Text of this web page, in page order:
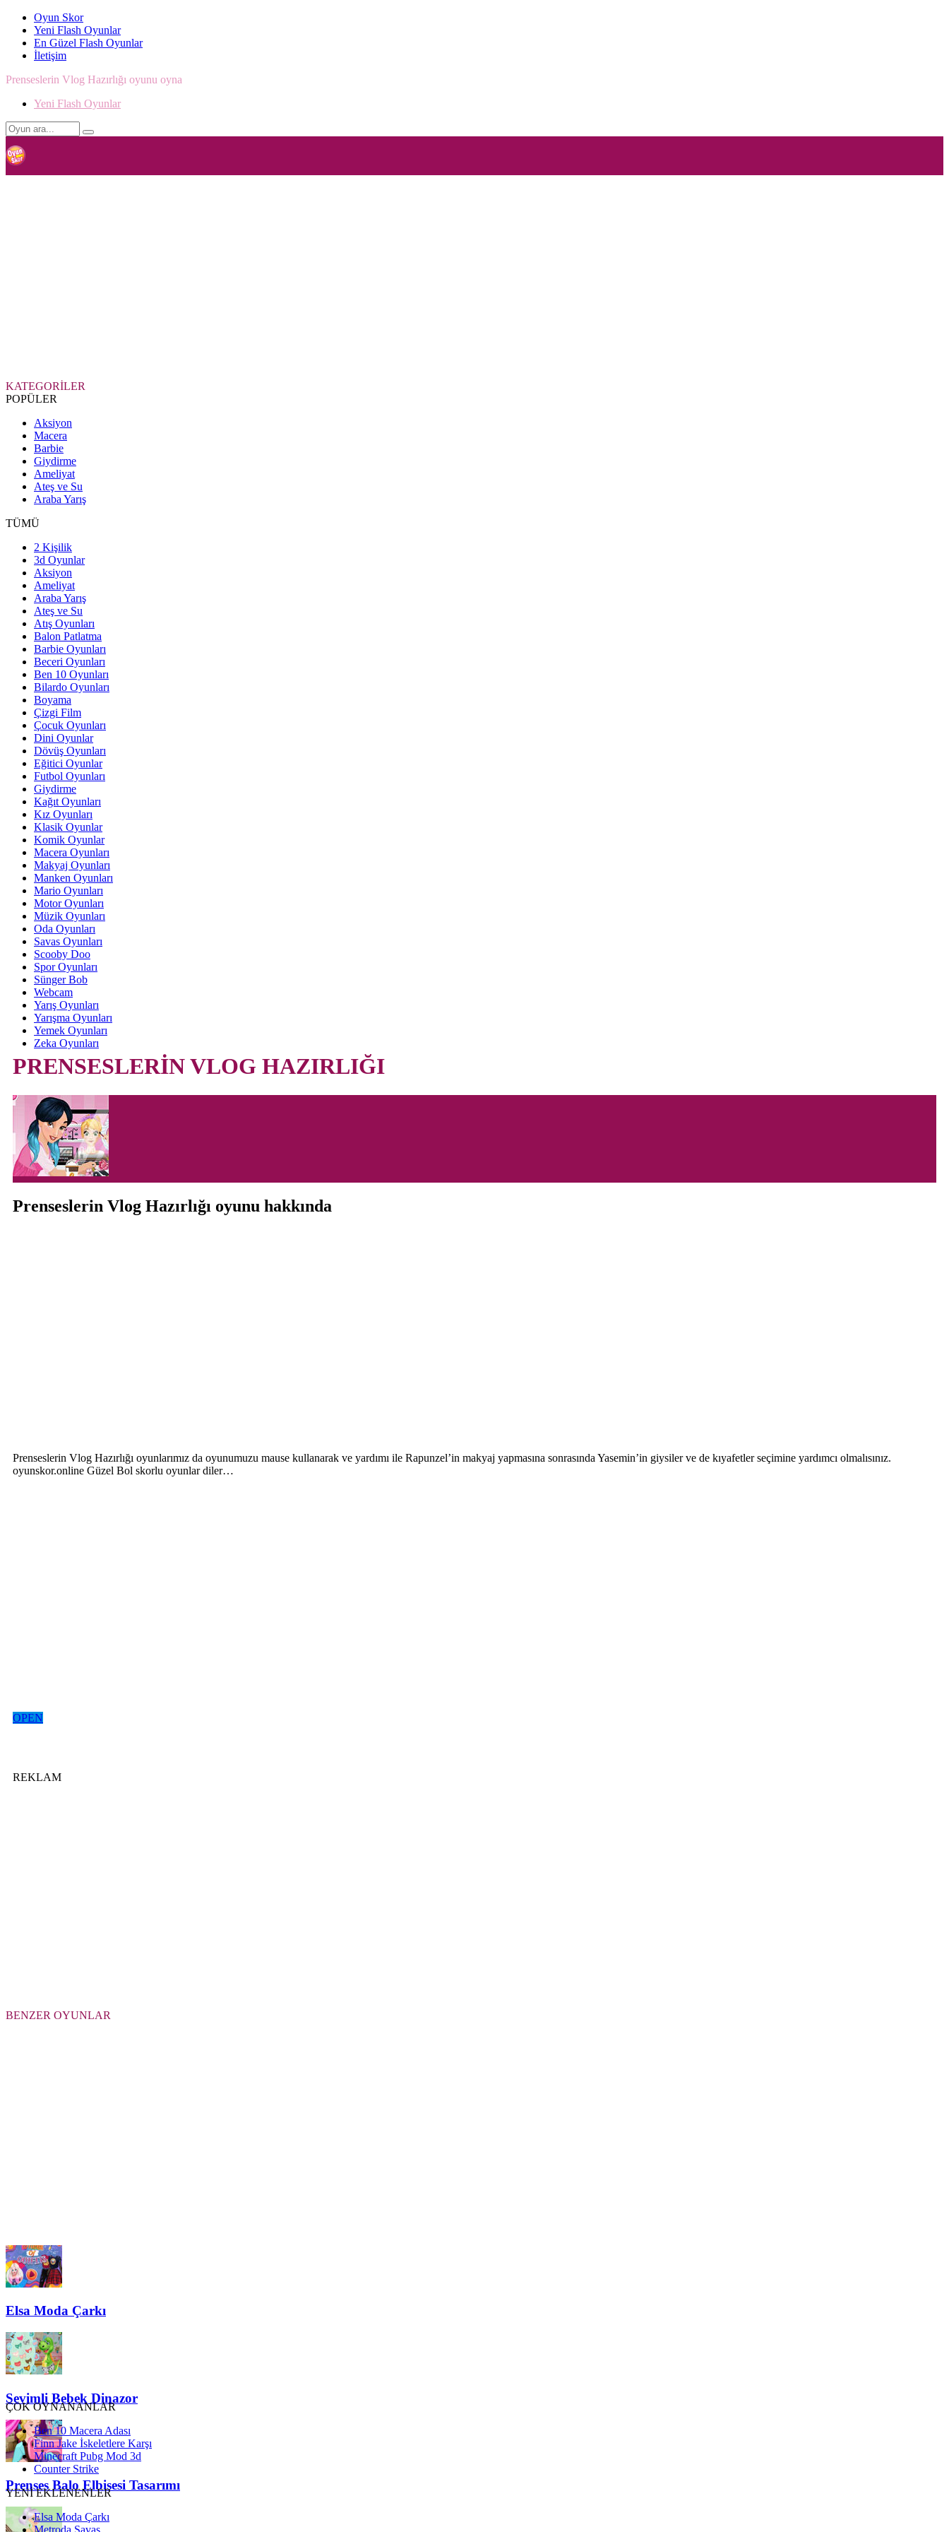
Oyun Skor
Yeni Flash Oyunlar
En Güzel Flash Oyunlar
İletişim
Prenseslerin Vlog Hazırlığı oyunu oyna
Yeni Flash Oyunlar
KATEGORİLER
POPÜLER
Aksiyon
Macera
Barbie
Giydirme
Ameliyat
Ateş ve Su
Araba Yarış
TÜMÜ
2 Kişilik
3d Oyunlar
Aksiyon
Ameliyat
Araba Yarış
Ateş ve Su
Atış Oyunları
Balon Patlatma
Barbie Oyunları
Beceri Oyunları
Ben 10 Oyunları
Bilardo Oyunları
Boyama
Çizgi Film
Çocuk Oyunları
Dini Oyunlar
Dövüş Oyunları
Eğitici Oyunlar
Futbol Oyunları
Giydirme
Kağıt Oyunları
Kız Oyunları
Klasik Oyunlar
Komik Oyunlar
Macera Oyunları
Makyaj Oyunları
Manken Oyunları
Mario Oyunları
Motor Oyunları
Müzik Oyunları
Oda Oyunları
Savas Oyunları
Scooby Doo
Spor Oyunları
Sünger Bob
Webcam
Yarış Oyunları
Yarışma Oyunları
Yemek Oyunları
Zeka Oyunları
PRENSESLERİN VLOG HAZIRLIĞI
Prenseslerin Vlog Hazırlığı oyunu hakkında
Prenseslerin Vlog Hazırlığı oyunlarımız da oyunumuzu mause kullanarak ve yardımı ile Rapunzel’in makyaj yapmasına sonrasında Yasemin’in giysiler ve de kıyafetler seçimine yardımcı olmalısınız.
oyunskor.online Güzel Bol skorlu oyunlar diler…
OPEN
REKLAM
BENZER OYUNLAR
Elsa Moda Çarkı
Sevimli Bebek Dinazor
Prenses Balo Elbisesi Tasarımı
ÇOK OYNANANLAR
Ben 10 Macera Adası
Finn Jake İskeletlere Karşı
Minecraft Pubg Mod 3d
Counter Strike
YENİ EKLENENLER
Elsa Moda Çarkı
Metroda Savaş